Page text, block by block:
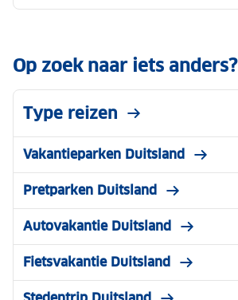
Op zoek naar iets anders?
Type reizen
Vakantieparken Duitsland
Pretparken Duitsland
Autovakantie Duitsland
Fietsvakantie Duitsland